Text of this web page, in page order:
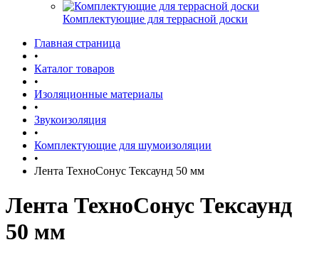
Комплектующие для террасной доски
Главная страница
•
Каталог товаров
•
Изоляционные материалы
•
Звукоизоляция
•
Комплектующие для шумоизоляции
•
Лента ТехноСонус Тексаунд 50 мм
Лента ТехноСонус Тексаунд
50 мм